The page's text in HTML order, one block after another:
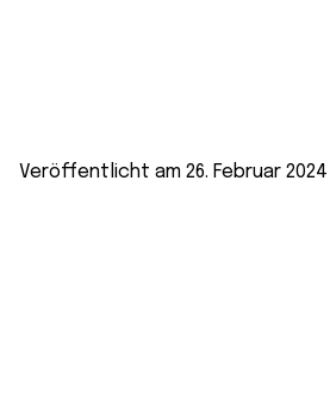
Veröffentlicht am 26. Februar 2024